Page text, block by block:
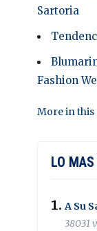
Sartoria
Fashion
More in this
LO
A Su
38031